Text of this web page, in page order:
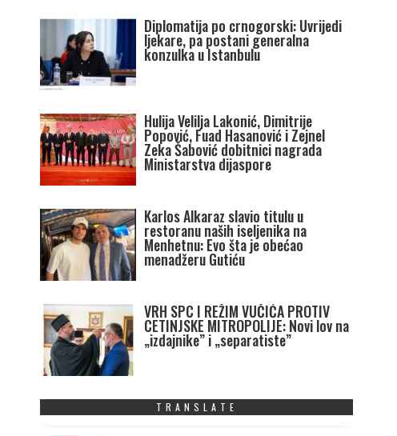
Diplomatija po crnogorski: Uvrijedi
ljekare, pa postani generalna
konzulka u Istanbulu
Hulija Velilja Lakonić, Dimitrije
Popović, Fuad Hasanović i Zejnel
Zeka Šabović dobitnici nagrada
Ministarstva dijaspore
Karlos Alkaraz slavio titulu u
restoranu naših iseljenika na
Menhetnu: Evo šta je obećao
menadžeru Gutiću
VRH SPC I REŽIM VUČIĆA PROTIV
CETINJSKE MITROPOLIJE: Novi lov na
„izdajnike” i „separatiste”
TRANSLATE